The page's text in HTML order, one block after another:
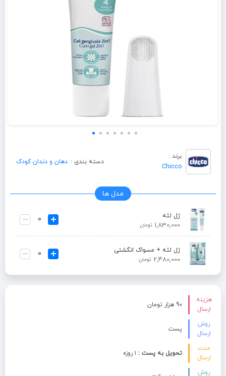
برند :
Chicco
دسته بندی : دهان و دندان کودک
مدل ها
ژل لثه
1,830,000 تومان
ژل لثه + مسواک انگشتی
2,480,000 تومان
هزینه
ارسال
90 هزار تومان
روش
ارسال
پست
مدت
ارسال
تحویل به پست :
روش